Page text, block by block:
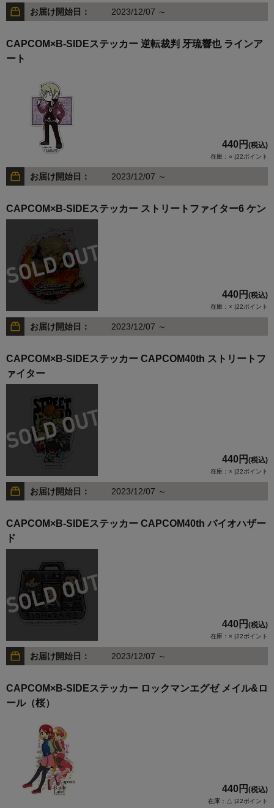
お届け開始日： 2023/12/07 ～
CAPCOM×B-SIDEステッカー 逆転裁判 牙琉響也 ラインア
ート
440円 (税込)
在庫：○ |22ポイント
お届け開始日： 2023/12/07 ～
CAPCOM×B-SIDEステッカー ストリートファイター6 ケン
440円 (税込)
在庫：× |22ポイント
お届け開始日： 2023/12/07 ～
CAPCOM×B-SIDEステッカー CAPCOM40th ストリートフ
ァイター
440円 (税込)
在庫：× |22ポイント
お届け開始日： 2023/12/07 ～
CAPCOM×B-SIDEステッカー CAPCOM40th バイオハザー
ド
440円 (税込)
在庫：× |22ポイント
お届け開始日： 2023/12/07 ～
CAPCOM×B-SIDEステッカー ロックマンエグゼ メイル&ロ
ール（桜）
440円 (税込)
在庫：△ |22ポイント